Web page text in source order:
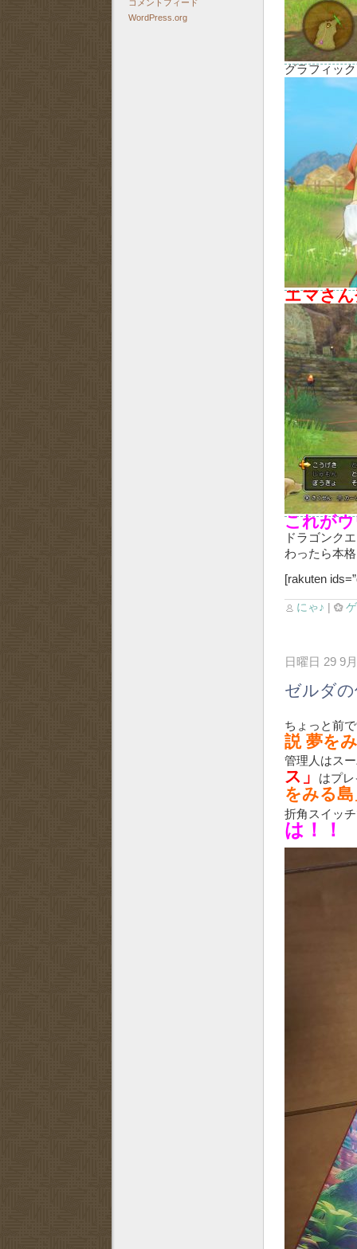
グラフィッ
エマさ
これが
ドラゴンク
わったら本
[rakuten
にゃ♪ |
日曜日 29 9
ゼルダ
ちょっと前
説 夢を
管理人はス
ス」 はプ
をみる
折角スイッ
は！！
コメントフィード
WordPress.org